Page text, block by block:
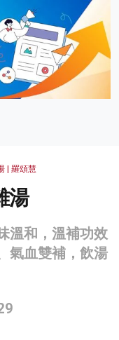
| 羅頌慧
湯
溫和，溫補功效
氣血雙補，飲湯